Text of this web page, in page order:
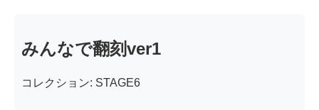
みんなで翻刻ver1
コレクション: STAGE6